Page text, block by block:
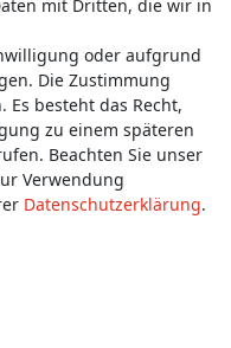
mit Dritten, die wir in
oder aufgrund
Die Zustimmung
besteht das Recht,
zu einem späteren
Beachten Sie unser
Verwendung
Daten­schutz­erklärung.